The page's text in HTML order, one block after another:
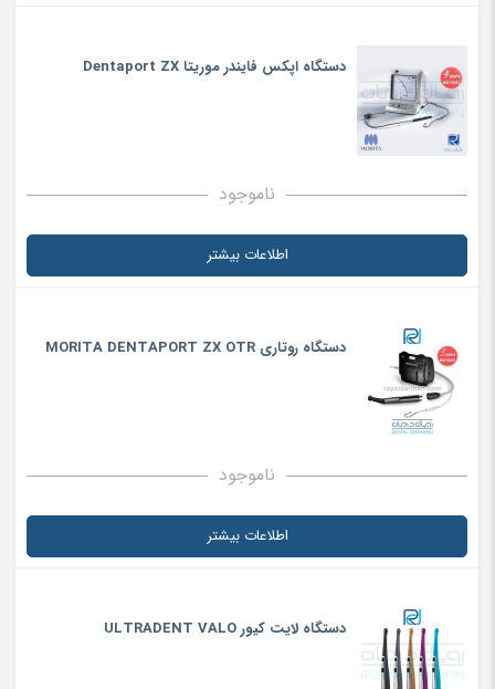
دستگاه اپکس فایندر موریتا Dentaport ZX
ناموجود
اطلاعات بیشتر
دستگاه روتاری MORITA DENTAPORT ZX OTR
ناموجود
اطلاعات بیشتر
دستگاه لایت کیور ULTRADENT VALO